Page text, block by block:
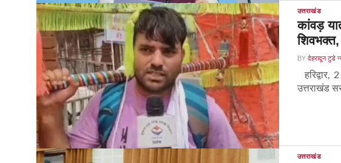
उत्तराखंड
कांवड़
BY देहरादून टुडे
हरिद्वार,
उत्तराखंड
उत्तराखंड